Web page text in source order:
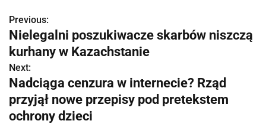
N
a
w
i
g
Previous:
Nielegalni poszukiwacze skarbów niszczą
kurhany w Kazachstanie
Next:
Nadciąga cenzura w internecie? Rząd
przyjął nowe przepisy pod pretekstem
ochrony dzieci